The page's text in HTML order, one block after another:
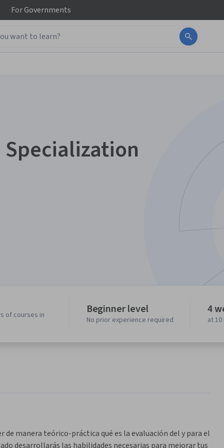
ForGovernments
of courses in
Beginner level
No prior experience required
4
at
manera teórico-práctica qué es la evaluación del y para el
desarrollarás las habilidades necesarias para mejorar tus